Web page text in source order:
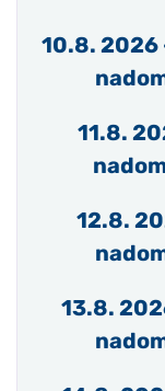
10.8. 2026
11.8.
12.8.
13.8.